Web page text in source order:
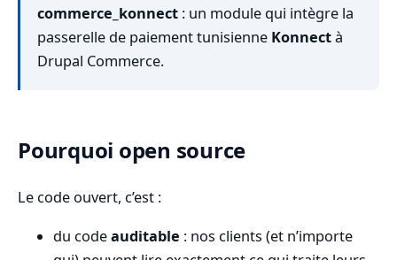
commerce_konnect : un module qui intègre la
passerelle de paiement tunisienne Konnectà
Drupal Commerce.
Pourquoi open source
Le code ouvert, c’est :
du codeauditable : nos clients (et n’importe